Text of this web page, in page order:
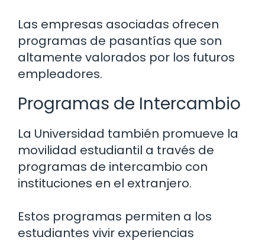
Las empresas asociadas ofrecen
programas de pasantías que son
altamente valorados por los futuros
empleadores.
Programas de Intercambio
La Universidad también promueve la
movilidad estudiantil a través de
programas de intercambio con
instituciones en el extranjero.
Estos programas permiten a los
estudiantes vivir experiencias